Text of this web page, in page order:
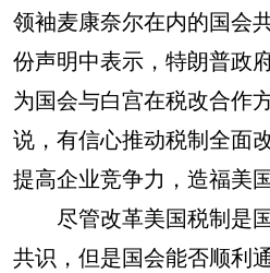
领袖麦康奈尔在内的国会
份声明中表示，特朗普政
为国会与白宫在税改合作
说，有信心推动税制全面
提高企业竞争力，造福美国
尽管改革美国税制是
共识，但是国会能否顺利